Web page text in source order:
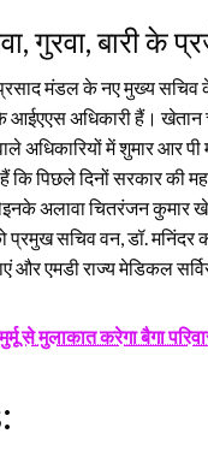
गुरवा, बारी के
मंडल के नए मुख्य सचिव
आईएएस अधिकारी हैं।
अधिकारियों में शुमार आर
पिछले दिनों सरकार की
अलावा चितरंजन कुमार
सचिव वन, डॉ. मनिंदर
एमडी राज्य मेडिकल
मुर्मू से मुलाकात करेगा बैगा